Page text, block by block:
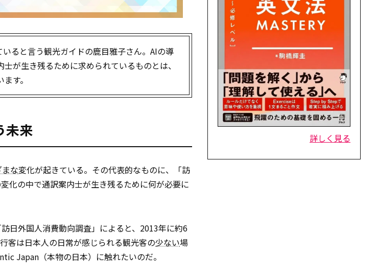
ると言う観光ガイドの鹿目雅子さん。AIの導
が生き残るために求められているものとは、
す。
未来
な変化が起きている。その代表的なものに、「訪
化の中で通訳案内士が生き残るために何が必要に
日外国人消費動向調査」によると、2013年に約6
客は日本人の日常が感じられる観光客の少ない場
Japan（本物の日本）に触れたいのだ。
詳しく見る